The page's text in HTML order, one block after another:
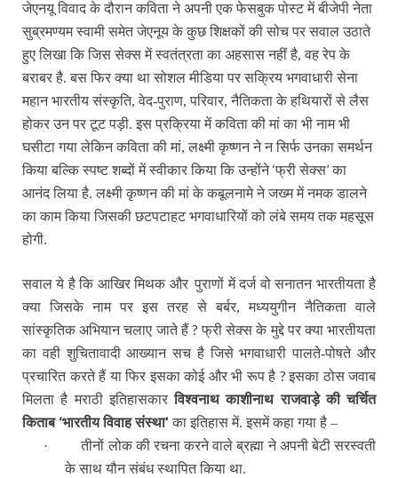
जेएनयू विवाद के दौरान कविता ने अपनी एक फेसबुक पोस्ट में बीजेपी नेता
सुब्रमण्यम स्वामी समेत जेएनूय के कुछ शिक्षकों की सोच पर सवाल उठाते
हुए लिखा कि जिस सेक्स में स्वतंत्रता का अहसास नहीं है, वह रेप के
बराबर है. बस फिर क्या था सोशल मीडिया पर सक्रिय भगवाधारी सेना
महान भारतीय संस्कृति, वेद-पुराण, परिवार, नैतिकता के हथियारों से लैस
होकर उन पर टूट पड़ी. इस प्रक्रिया में कविता की मां का भी नाम भी
घसीटा गया लेकिन कविता की मां, लक्ष्मी कृष्णन ने न सिर्फ उनका समर्थन
किया बल्कि स्पष्ट शब्दों में स्वीकार किया कि उन्होंने‘फ्री सेक्स’का
आनंद लिया है. लक्ष्मी कृष्णन की मां के कबूलनामे ने जख्म में नमक डालने
का काम किया जिसकी छटपटाहट भगवाधारियों को लंबे समय तक महसूस
होगी.
सवाल ये है कि आखिर मिथक और पुराणों में दर्ज वो सनातन भारतीयता है
क्या जिसके नाम पर इस तरह से बर्बर, मध्ययुगीन नैतिकता वाले
सांस्कृतिक अभियान चलाए जाते हैं ? फ्री सेक्स के मुद्दे पर क्या भारतीयता
का वही शुचितावादी आख्यान सच है जिसे भगवाधारी पालते-पोषते और
प्रचारित करते हैं या फिर इसका कोई और भी रूप है ?इसका ठोस जवाब
मिलता है मराठी इतिहासकारविश्वनाथ काशीनाथ राजवाड़े की चर्चित
किताब ‘भारतीय विवाह संस्था’ का इतिहास में. इसमें कहा गया है –
·
तीनों लोक की रचना करने वाले ब्रह्मा ने अपनी बेटी सरस्वती
के साथ यौन संबंध स्थापित किया था.